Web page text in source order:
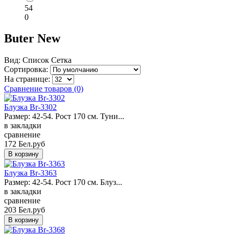
54
0
Buter New
Вид: Список Сетка
Сортировка:
На странице:
Сравнение товаров (0)
Блузка Br-3302
Размер: 42-54. Рост 170 см. Туни...
в закладки
сравнение
172 Бел.руб
Блузка Br-3363
Размер: 42-54. Рост 170 см. Блуз...
в закладки
сравнение
203 Бел.руб